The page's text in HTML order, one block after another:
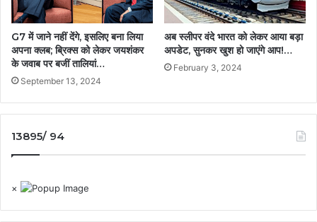
G7 में जाने नहीं देंगे, इसलिए बना लिया
अपना क्लब; ब्रिक्स को लेकर जयशंकर
के जवाब पर बजीं तालियां…
September 13, 2024
अब स्लीपर वंदे भारत को लेकर आया बड़ा
अपडेट, सुनकर खुश हो जाएंगे आप!…
February 3, 2024
13895/ 94
×